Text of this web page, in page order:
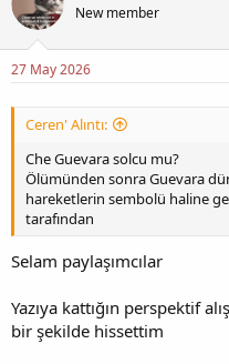
New member
27 May 2026
Ceren' Alıntı:
Che Guevara solcu mu?
Ölümünden sonra Guevara
hareketlerin sembolü haline
tarafından
Selam paylaşımcılar
Yazıya kattığın perspektif
bir şekilde hissettim